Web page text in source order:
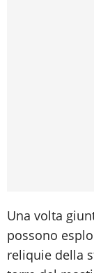
Una volta
possono
reliquie della